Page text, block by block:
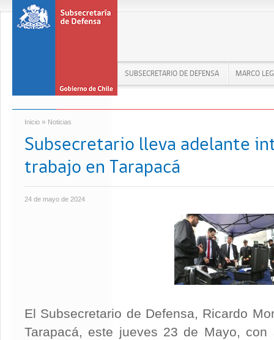
SUBSECRETARIO DE DEFENSA MARCO
Inicio » Noticias
Subsecretario lleva adelante
trabajo en Tarapacá
24 de mayo de 2024
El Subsecretario de Defensa, Ricardo
Tarapacá, este jueves 23 de Mayo,